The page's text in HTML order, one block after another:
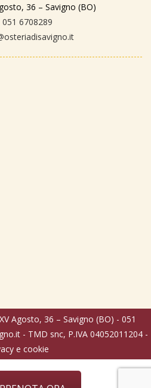
36 – Savigno (BO)
051 6708289
Agosto, 36 – Savigno (BO) - 051
- TMD snc, P.IVA 04052011204 -
e cookie